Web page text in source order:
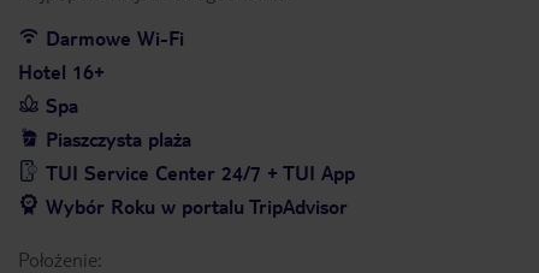
Darmowe Wi-Fi
Hotel 16+
Spa
Piaszczysta plaża
TUI Service Center 24/7 + TUI App
Wybór Roku w portalu TripAdvisor
Położenie: